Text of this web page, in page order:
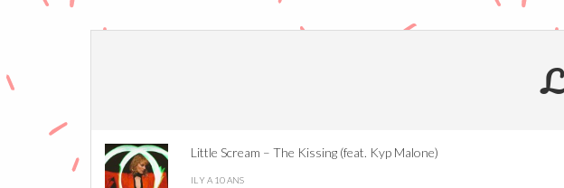
Little Scream – The Kissing (feat. Kyp Malone)
IL Y A 10 ANS